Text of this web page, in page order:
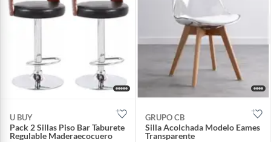
U BUY
Pack 2 Sillas Piso Bar Taburete
Regulable Maderaecocuero
GRUPO CB
Silla Acolchada Modelo Eames
Transparente